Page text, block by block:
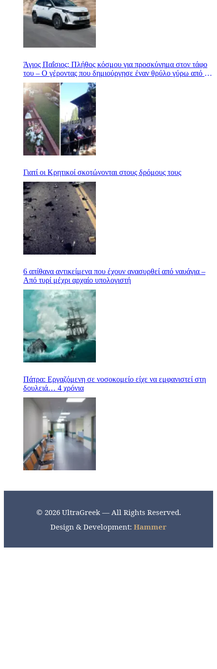
Άγιος Παΐσιος: Πλήθος κόσμου για προσκύνημα στον τάφο
του – Ο γέροντας που δημιούργησε έναν θρύλο γύρω από το
όνομά του
Γιατί οι Κρητικοί σκοτώνονται στους δρόμους τους
6 απίθανα αντικείμενα που έχουν ανασυρθεί από ναυάγια –
Από τυρί μέχρι αρχαίο υπολογιστή
Πάτρα: Εργαζόμενη σε νοσοκομείο είχε να εμφανιστεί στη
δουλειά… 4 χρόνια
© 2026 UltraGreek — All Rights Reserved.
Design & Development: Hammer